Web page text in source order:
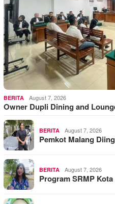
BERITA August 7, 2026
Owner Dupli Dining and
BERITA August 7, 2026
Pemkot Malang
BERITA August 7, 2026
Program SRMP